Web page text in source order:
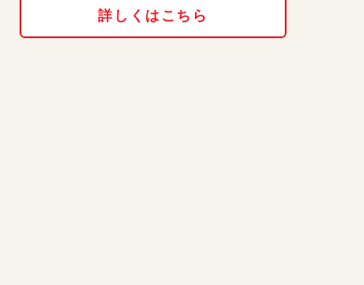
詳しくはこちら